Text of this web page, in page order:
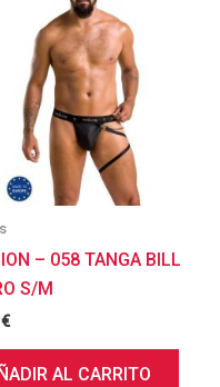
– 058 TANGA BILL
S/M
€
AL CARRITO